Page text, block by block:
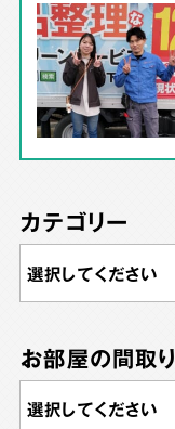
カテゴリー
お部屋の間取り